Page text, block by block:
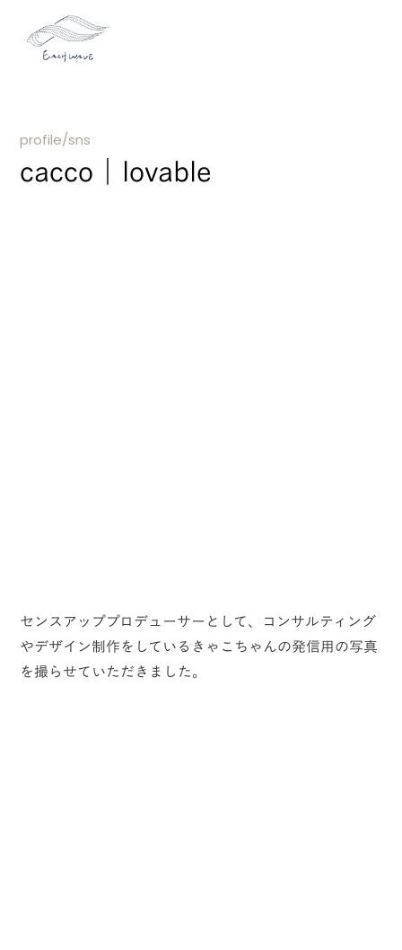
profile/sns
cacco｜lovable
センスアッププロデューサーとして、コンサルティング
やデザイン制作をしているきゃこちゃんの発信用の写真
を撮らせていただきました。